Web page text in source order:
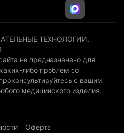
ТЕХНОЛОГИИ.
не предназначено для
либо проблем со
с вашим
медицинского изделия.
Оферта